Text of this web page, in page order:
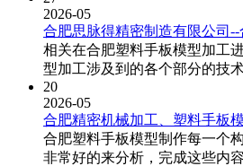
2026-05
合肥思脉得精密制造有限公司--
相关在合肥塑料手板模型加工
型加工涉及到的各个部分的技
20
2026-05
合肥精密机械加工、塑料手板
合肥塑料手板模型制作每一个
非常好的来分析，完成这些内